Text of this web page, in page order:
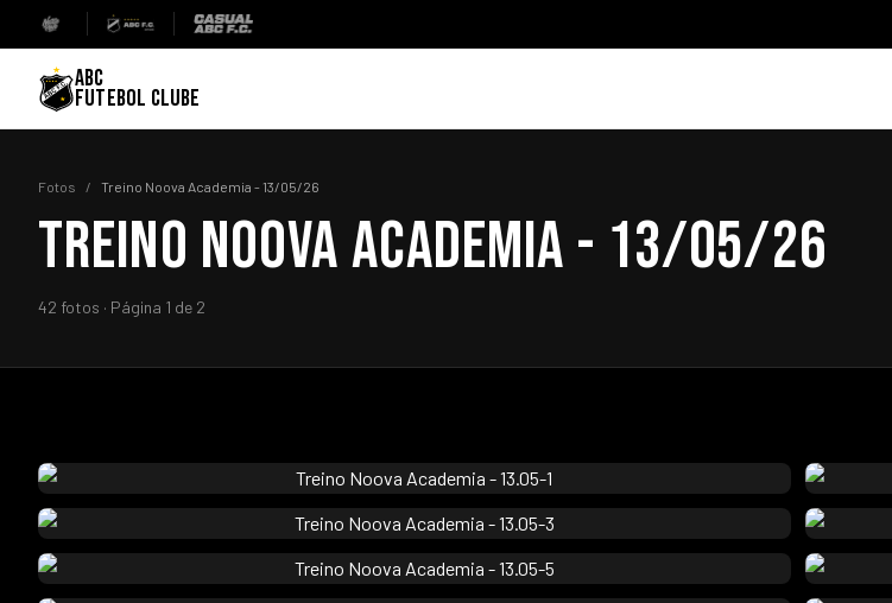
ABC
FUTEBOL CLUBE
Fotos / Treino Noova Academia - 13/05/26
TREINO NOOVA ACADEMIA - 13/05/26
42 fotos · Página 1 de 2